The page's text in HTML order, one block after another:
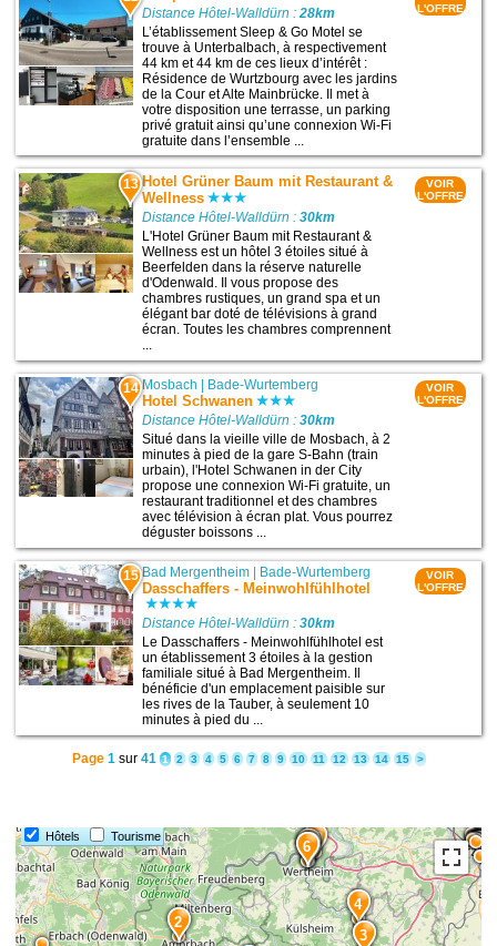
Distance Hôtel-Walldürn :28km
L’établissement Sleep & Go Motel se
trouve à Unterbalbach, à respectivement
44 km et 44 km de ces lieux d’intérêt :
Résidence de Wurtzbourg avec les jardins
de la Cour et Alte Mainbrücke. Il met à
votre disposition une terrasse, un parking
privé gratuit ainsi qu’une connexion Wi-Fi
gratuite dans l’ensemble ...
L'OFFRE
13 Hotel Grüner Baum mit Restaurant &
Wellness
Distance Hôtel-Walldürn :30km
L'Hotel Grüner Baum mit Restaurant &
Wellness est un hôtel 3 étoiles situé à
Beerfelden dans la réserve naturelle
d'Odenwald. Il vous propose des
chambres rustiques, un grand spa et un
élégant bar doté de télévisions à grand
écran. Toutes les chambres comprennent
...
VOIR
L'OFFRE
14 Mosbach Bade-Wurtemberg
Hotel Schwanen
Distance Hôtel-Walldürn :30km
Situé dans la vieille ville de Mosbach, à 2
minutes à pied de la gare S-Bahn (train
urbain), l'Hotel Schwanen in der City
propose une connexion Wi-Fi gratuite, un
restaurant traditionnel et des chambres
avec télévision à écran plat. Vous pourrez
déguster boissons ...
VOIR
L'OFFRE
15 Bad Mergentheim Bade-Wurtemberg
Dasschaffers - Meinwohlfühlhotel
Distance Hôtel-Walldürn :30km
Le Dasschaffers - Meinwohlfühlhotel est
un établissement 3 étoiles à la gestion
familiale situé à Bad Mergentheim. Il
bénéficie d'un emplacement paisible sur
les rives de la Tauber, à seulement 10
minutes à pied du ...
VOIR
L'OFFRE
Page 1sur 41 1 2 3 4 5 6 7 8 9 10 11 12 13 14 15 >
Hôtels Tourisme 10
8
7
6
4
3
2